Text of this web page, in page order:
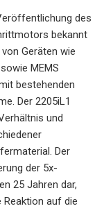
des
bekannt
Geräten wie
MEMS
bestehenden
Der 2205iL1
und
Der
der 5x-
25 Jahren dar,
Reaktion auf die